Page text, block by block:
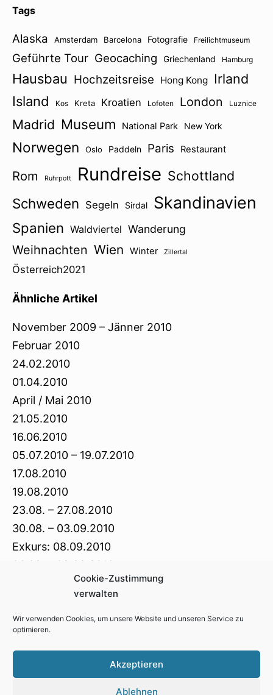
Cookie-Zustimmung
verwalten
Wir verwenden Cookies, um unsere Website und unseren Service zu
optimieren.
Akzeptieren
Ablehnen
Tags
Alaska Amsterdam Barcelona Fotografie Freilichtmuseum
Geführte Tour Geocaching Griechenland Hamburg
Hausbau Hochzeitsreise Hong Kong Irland
Island
Kos Kreta Kroatien Lofoten London Luznice
Madrid Museum National Park New York
Norwegen Oslo Paddeln Paris Restaurant
Rom Ruhrpott Rundreise Schottland
Schweden Segeln Sirdal Skandinavien
Spanien Waldviertel Wanderung
Weihnachten Wien Winter Zillertal
Österreich2021
Ähnliche Artikel
November 2009 – Jänner 2010
Februar 2010
24.02.2010
01.04.2010
April / Mai 2010
21.05.2010
16.06.2010
05.07.2010 – 19.07.2010
17.08.2010
19.08.2010
23.08. – 27.08.2010
30.08. – 03.09.2010
Exkurs: 08.09.2010
06.09. – 09.09.2010
Kontakt Cookie-Richtlinie (EU)
Datenschutzerklärung